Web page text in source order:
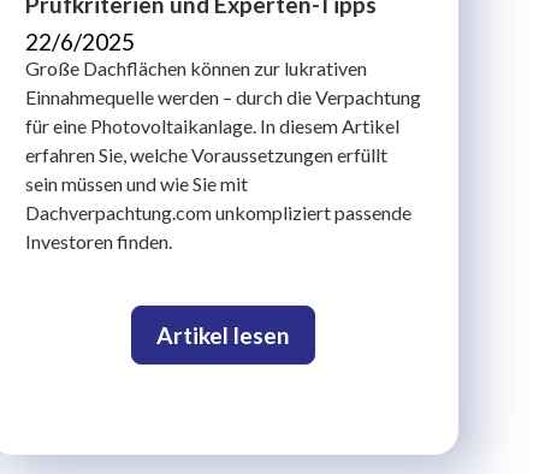
22/6/2025
Große Dachflächen können zur lukrativen
Einnahmequelle werden – durch die Verpachtung
für eine Photovoltaikanlage. In diesem Artikel
erfahren Sie, welche Voraussetzungen erfüllt
sein müssen und wie Sie mit
Dachverpachtung.com unkompliziert passende
Investoren finden.
Artikel lesen